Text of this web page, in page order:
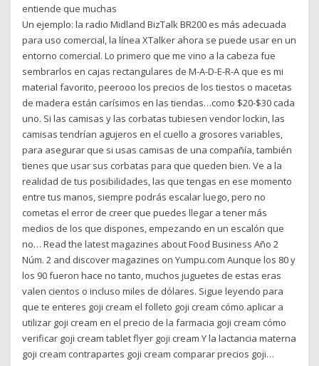
entiende que muchas
Un ejemplo: la radio Midland BizTalk BR200 es más adecuada
para uso comercial, la línea XTalker ahora se puede usar en un
entorno comercial. Lo primero que me vino a la cabeza fue
sembrarlos en cajas rectangulares de M-A-D-E-R-A que es mi
material favorito, peerooo los precios de los tiestos o macetas
de madera están carísimos en las tiendas…como $20-$30 cada
uno. Si las camisas y las corbatas tubiesen vendor lock­in, las
camisas tendrían agujeros en el cuello a grosores variables,
para asegurar que si usas camisas de una compañía, también
tienes que usar sus corbatas para que queden bien. Ve a la
realidad de tus posibilidades, las que tengas en ese momento
entre tus manos, siempre podrás escalar luego, pero no
cometas el error de creer que puedes llegar a tener más
medios de los que dispones, empezando en un escalón que
no… Read the latest magazines about Food Business Año 2
Núm. 2 and discover magazines on Yumpu.com Aunque los 80 y
los 90 fueron hace no tanto, muchos juguetes de estas eras
valen cientos o incluso miles de dólares. Sigue leyendo para
que te enteres goji cream el folleto goji cream cómo aplicar a
utilizar goji cream en el precio de la farmacia goji cream cómo
verificar goji cream tablet flyer goji cream Y la lactancia materna
goji cream contrapartes goji cream comparar precios goji…